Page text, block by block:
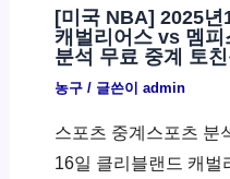
[미국 NBA] 2025년
캐벌리어스 vs 멤
분석 무료 중계 토
농구/ 글쓴이 admin
스포츠 중계스포츠 분
16일 클리블랜드 캐벌